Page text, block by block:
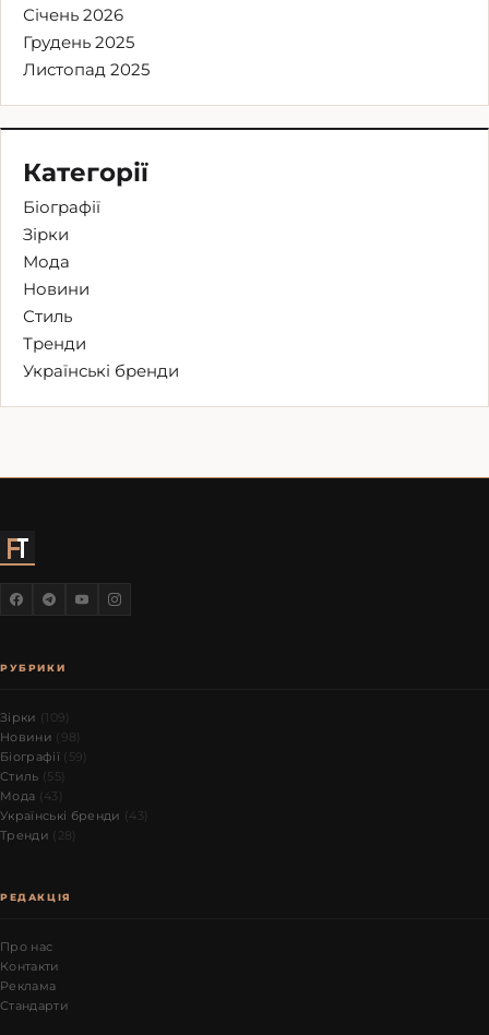
Січень 2026
Грудень 2025
Листопад 2025
Категорії
Біографії
Зірки
Мода
Новини
Стиль
Тренди
Українські бренди
РУБРИКИ
Зірки (109)
Новини (98)
Біографії (59)
Стиль (55)
Мода (43)
Українські бренди (43)
Тренди (28)
РЕДАКЦІЯ
Про нас
Контакти
Реклама
Стандарти